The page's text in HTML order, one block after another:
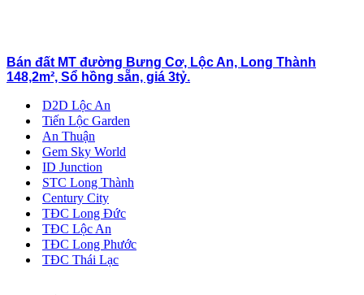
Bán đất MT đường Bưng Cơ, Lộc An, Long Thành
148,2m², Sổ hồng sẵn, giá 3tỷ.
D2D Lộc An
Tiến Lộc Garden
An Thuận
Gem Sky World
ID Junction
STC Long Thành
Century City
TĐC Long Đức
TĐC Lộc An
TĐC Long Phước
TĐC Thái Lạc